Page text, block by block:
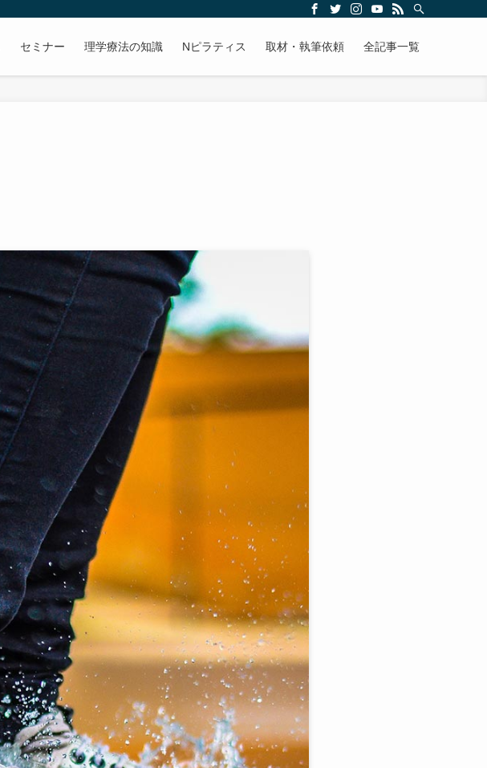
セミナー 理学療法の知識 Nピラティス 取材・執筆依頼 全記事一覧